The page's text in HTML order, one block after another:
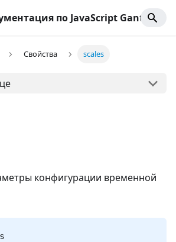
по JavaScript Gantt
Свойства scales
конфигурации временной